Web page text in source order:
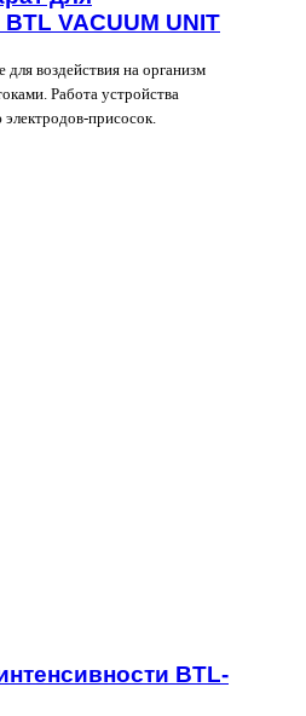
VACUUM UNIT
воздействия на организм
Работа устройства
присосок.
BTL-